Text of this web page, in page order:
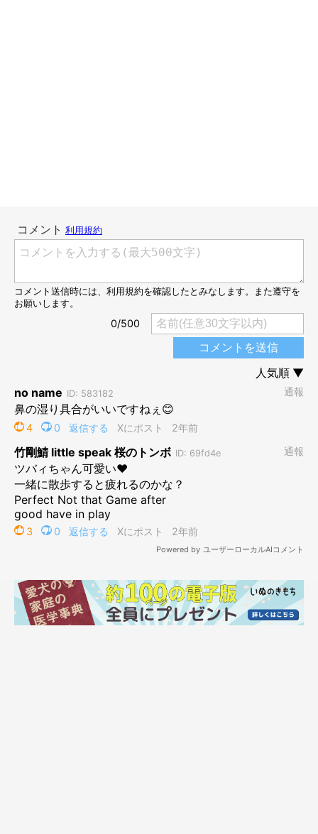
イケワンぶりを発揮
@onigirry
――飼い主さんはこの光景を見てどう感じましたか？
飼い主さん：
「このまましばらく見つめ合っていたので、“動じない犬だな
ぁ”と思いました。もう老犬なので、ふだんは寝てばかりです」